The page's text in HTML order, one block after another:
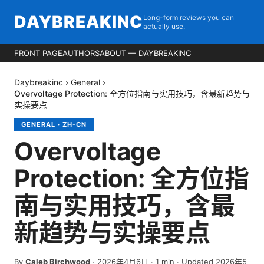
DAYBREAKINC Long-form reviews you can
actually use.
FRONT PAGEAUTHORSABOUT — DAYBREAKINC
Daybreakinc › General ›
Overvoltage Protection: 全方位指南与实用技巧，含最新趋势与
实操要点
GENERAL · ZH-CN
Overvoltage
Protection: 全方位指
南与实用技巧，含最
新趋势与实操要点
By Caleb Birchwood · 2026年4月6日 · 1 min · Updated 2026年5